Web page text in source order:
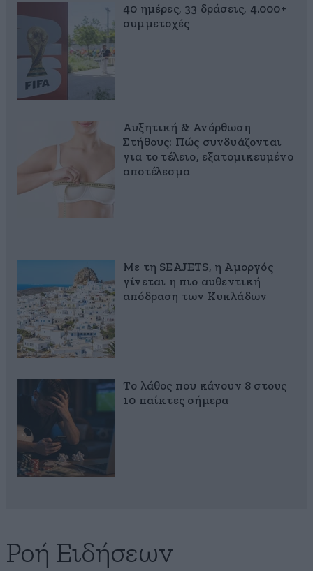
40 ημέρες, 33 δράσεις, 4.000+
συμμετοχές
Αυξητική & Ανόρθωση
Στήθους: Πώς συνδυάζονται
για το τέλειο, εξατομικευμένο
αποτέλεσμα
Με τη SEAJETS, η Αμοργός
γίνεται η πιο αυθεντική
απόδραση των Κυκλάδων
Το λάθος που κάνουν 8 στους
10 παίκτες σήμερα
Ροή Ειδήσεων